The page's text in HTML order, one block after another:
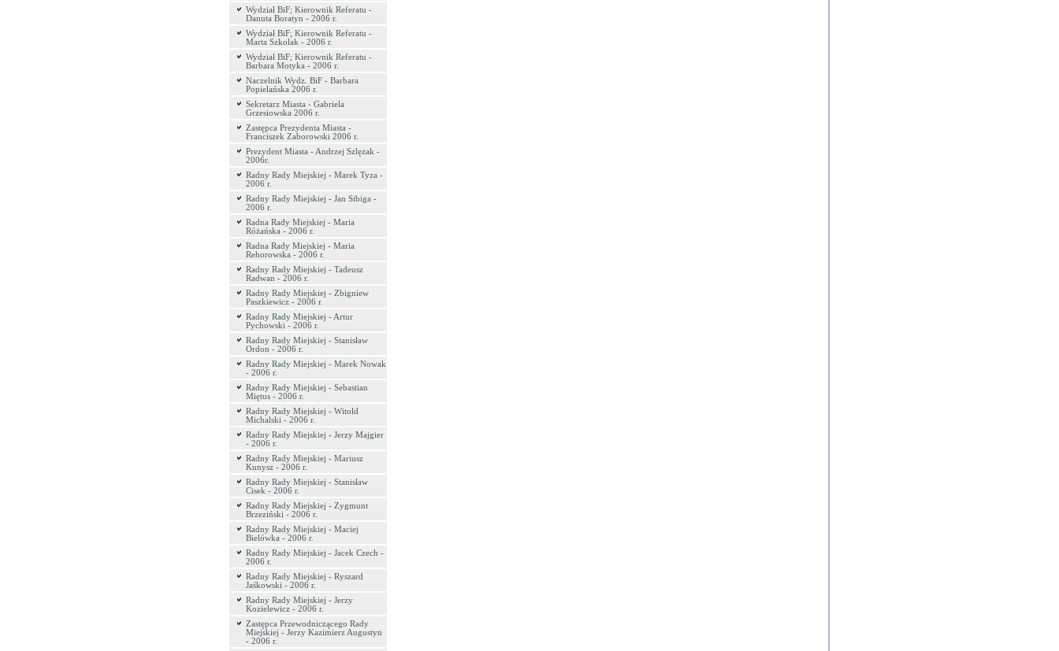
Wydział BiF; Kierownik Referatu -
Danuta Boratyn - 2006 r.
Wydział BiF; Kierownik Referatu -
Marta Szkolak - 2006 r.
Wydział BiF; Kierownik Referatu -
Barbara Motyka - 2006 r.
Naczelnik Wydz. BiF - Barbara
Popielańska 2006 r.
Sekretarz Miasta - Gabriela
Grzesiowska 2006 r.
Zastępca Prezydenta Miasta -
Franciszek Zaborowski 2006 r.
Prezydent Miasta - Andrzej Szlęzak -
2006r.
Radny Rady Miejskiej - Marek Tyza -
2006 r.
Radny Rady Miejskiej - Jan Sibiga -
2006 r.
Radna Rady Miejskiej - Maria
Różańska - 2006 r.
Radna Rady Miejskiej - Maria
Rehorowska - 2006 r.
Radny Rady Miejskiej - Tadeusz
Radwan - 2006 r.
Radny Rady Miejskiej - Zbigniew
Paszkiewicz - 2006 r.
Radny Rady Miejskiej - Artur
Pychowski - 2006 r.
Radny Rady Miejskiej - Stanisław
Ordon - 2006 r.
Radny Rady Miejskiej - Marek Nowak
- 2006 r.
Radny Rady Miejskiej - Sebastian
Miętus - 2006 r.
Radny Rady Miejskiej - Witold
Michalski - 2006 r.
Radny Rady Miejskiej - Jerzy Majgier
- 2006 r.
Radny Rady Miejskiej - Mariusz
Kunysz - 2006 r.
Radny Rady Miejskiej - Stanisław
Cisek - 2006 r.
Radny Rady Miejskiej - Zygmunt
Brzeziński - 2006 r.
Radny Rady Miejskiej - Maciej
Bielówka - 2006 r.
Radny Rady Miejskiej - Jacek Czech -
2006 r.
Radny Rady Miejskiej - Ryszard
Jaśkowski - 2006 r.
Radny Rady Miejskiej - Jerzy
Kozielewicz - 2006 r.
Zastępca Przewodniczącego Rady
Miejskiej - Jerzy Kazimierz Augustyn
- 2006 r.